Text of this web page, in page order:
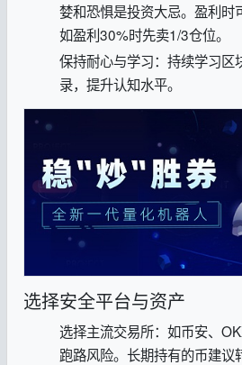
婪和恐惧是投资大忌。盈利时
如盈利30%时先卖1/3仓位。
保持耐心与学习‌：持续学习区
录，提升认知水平‌。
选择安全平台与资产
选择主流交易所‌：如币安、
跑路风险‌。长期持有的币建议